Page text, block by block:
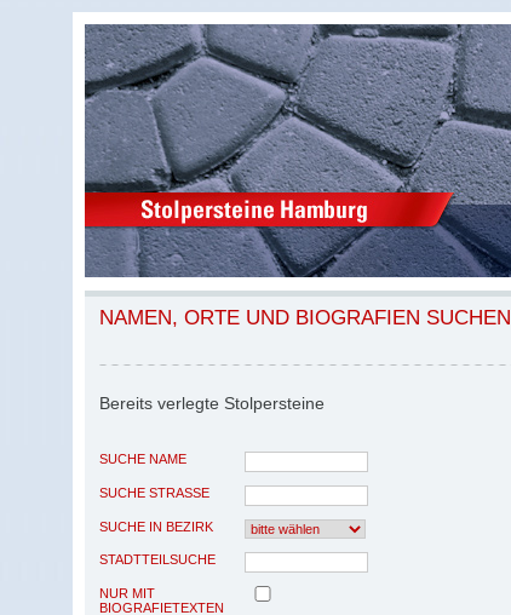
NAMEN, ORTE UND BIOGRAFIEN SUCHEN
Bereits verlegte Stolpersteine
SUCHE NAME
SUCHE STRASSE
SUCHE IN BEZIRK
STADTTEILSUCHE
NUR MIT
BIOGRAFIETEXTEN